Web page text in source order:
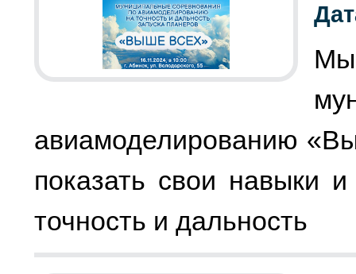
Мы
авиамоделированию
показать свои навыки
точность и дальность